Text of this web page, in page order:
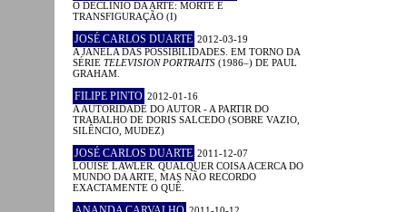
O DECLÍNIO DA ARTE: MORTE E
TRANSFIGURAÇÃO (I)
JOSÉ CARLOS DUARTE 2012-03-19
A JANELA DAS POSSIBILIDADES. EM TORNO DA
SÉRIE TELEVISION PORTRAITS (1986–) DE PAUL
GRAHAM.
FILIPE PINTO 2012-01-16
A AUTORIDADE DO AUTOR - A PARTIR DO
TRABALHO DE DORIS SALCEDO (SOBRE VAZIO,
SILÊNCIO, MUDEZ)
JOSÉ CARLOS DUARTE 2011-12-07
LOUISE LAWLER. QUALQUER COISA ACERCA DO
MUNDO DA ARTE, MAS NÃO RECORDO
EXACTAMENTE O QUÊ.